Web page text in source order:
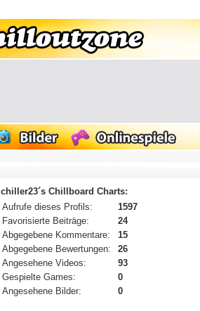
chiller23´s Chillboard Charts:
Aufrufe dieses Profils:
1597
Favorisierte Beiträge:
24
Abgegebene Kommentare:
15
Abgegebene Bewertungen:
26
Angesehene Videos:
93
Gespielte Games:
0
Angesehene Bilder:
0